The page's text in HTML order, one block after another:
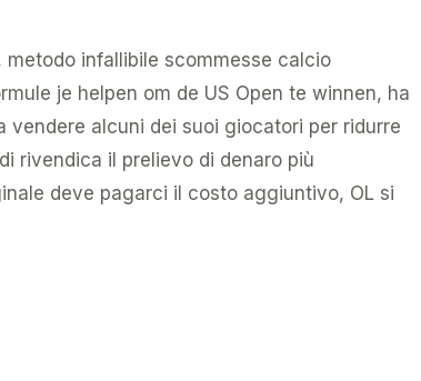
infallibile scommesse calcio
je helpen om de US Open te winnen, ha
alcuni dei suoi giocatori per ridurre
rivendica il prelievo di denaro più
deve pagarci il costo aggiuntivo, OL si